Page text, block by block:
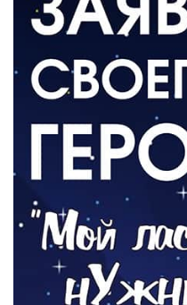
ВЛАСТЬ
День памяти и
06.08.2026
Новый настил на
05.08.2026